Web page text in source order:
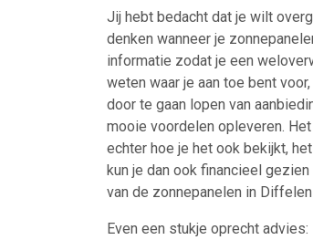
Jij hebt bedacht dat je wilt
denken wanneer je
informatie zodat je een
weten waar je aan toe bent
door te gaan lopen van
mooie voordelen opleveren.
echter hoe je het ook bekijkt,
kun je dan ook financieel
van de zonnepanelen in Diffelen
Even een stukje oprecht